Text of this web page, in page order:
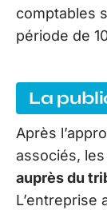
comptables
période de
La
Après
associés,
auprès du
L’entreprise